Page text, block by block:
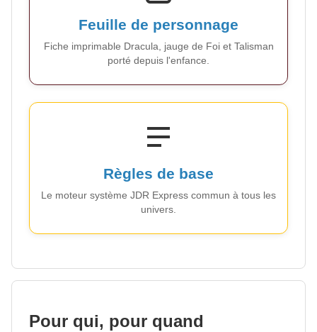
Feuille de personnage
Fiche imprimable Dracula, jauge de Foi et Talisman
porté depuis l'enfance.
Règles de base
Le moteur système JDR Express commun à tous les
univers.
Pour qui, pour quand